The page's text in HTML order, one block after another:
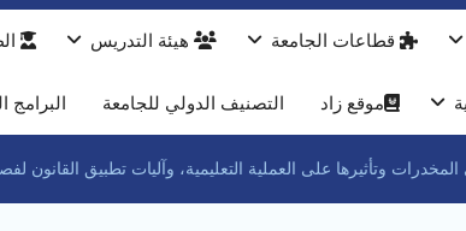
الثاني
قطاعات الجامعة هيئة التدريس
موقع زاد التصنيف الدولي للجامعة البرامج
المخدرات وتأثيرها على العملية التعليمية، وآليات تطبيق